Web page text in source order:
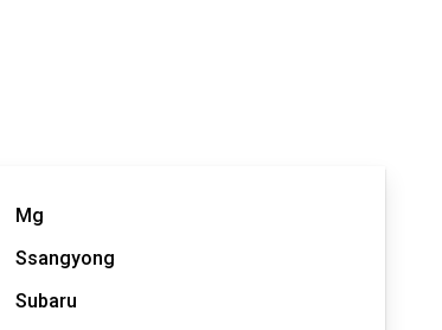
Mg
Ssangyong
Subaru